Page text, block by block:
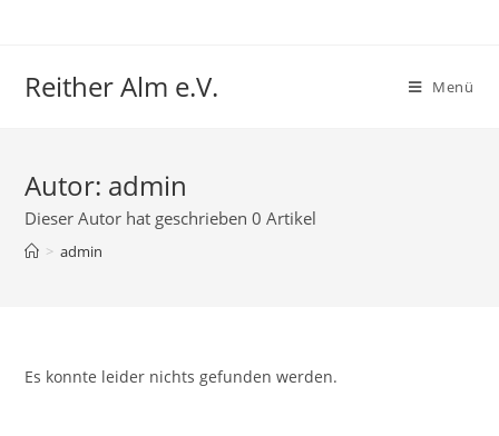
Reither Alm e.V. Menü
Autor: admin
Dieser Autor hat geschrieben 0 Artikel
> admin
Es konnte leider nichts gefunden werden.